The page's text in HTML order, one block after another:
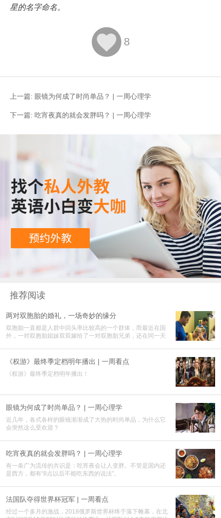
星的名字命名。
 8
上一篇: 眼镜为何成了时尚单品？ | 一周心理学
下一篇: 吃宵夜真的就会发胖吗？ | 一周心理学
推荐阅读
两对双胞胎的婚礼，一场奇妙的缘分
双胞胎一直都是人群中回头率比较高的一个群体，而最近在国
外，一对双胞胎姐妹双双嫁给了一对双胞胎兄弟，还在同一天
《权游》最终季定档明年播出 | 一周看点
《权游》最终季定档明年播出！
眼镜为何成了时尚单品？ | 一周心理学
近几年，各式各样的眼镜渐渐成了大热的时尚单品，为什么它
会突然这么受欢迎？
吃宵夜真的就会发胖吗？ | 一周心理学
有一条广为流传的共识是：吃宵夜会让人变胖。不管是国内还
是西方，都有“8点以后不能吃东西的说法”。
法国队夺得世界杯冠军 | 一周看点
经过一个多月的激战，2018俄罗斯世界杯终于落下帷幕，在北